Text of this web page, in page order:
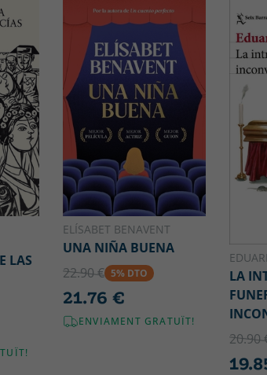
LAS
ELÍSABET BENAVENT
UNA NIÑA BUENA
22.90 € 5% DTO
21.76 €
ENVIAMENT GRATUÏT!
LA
20.90